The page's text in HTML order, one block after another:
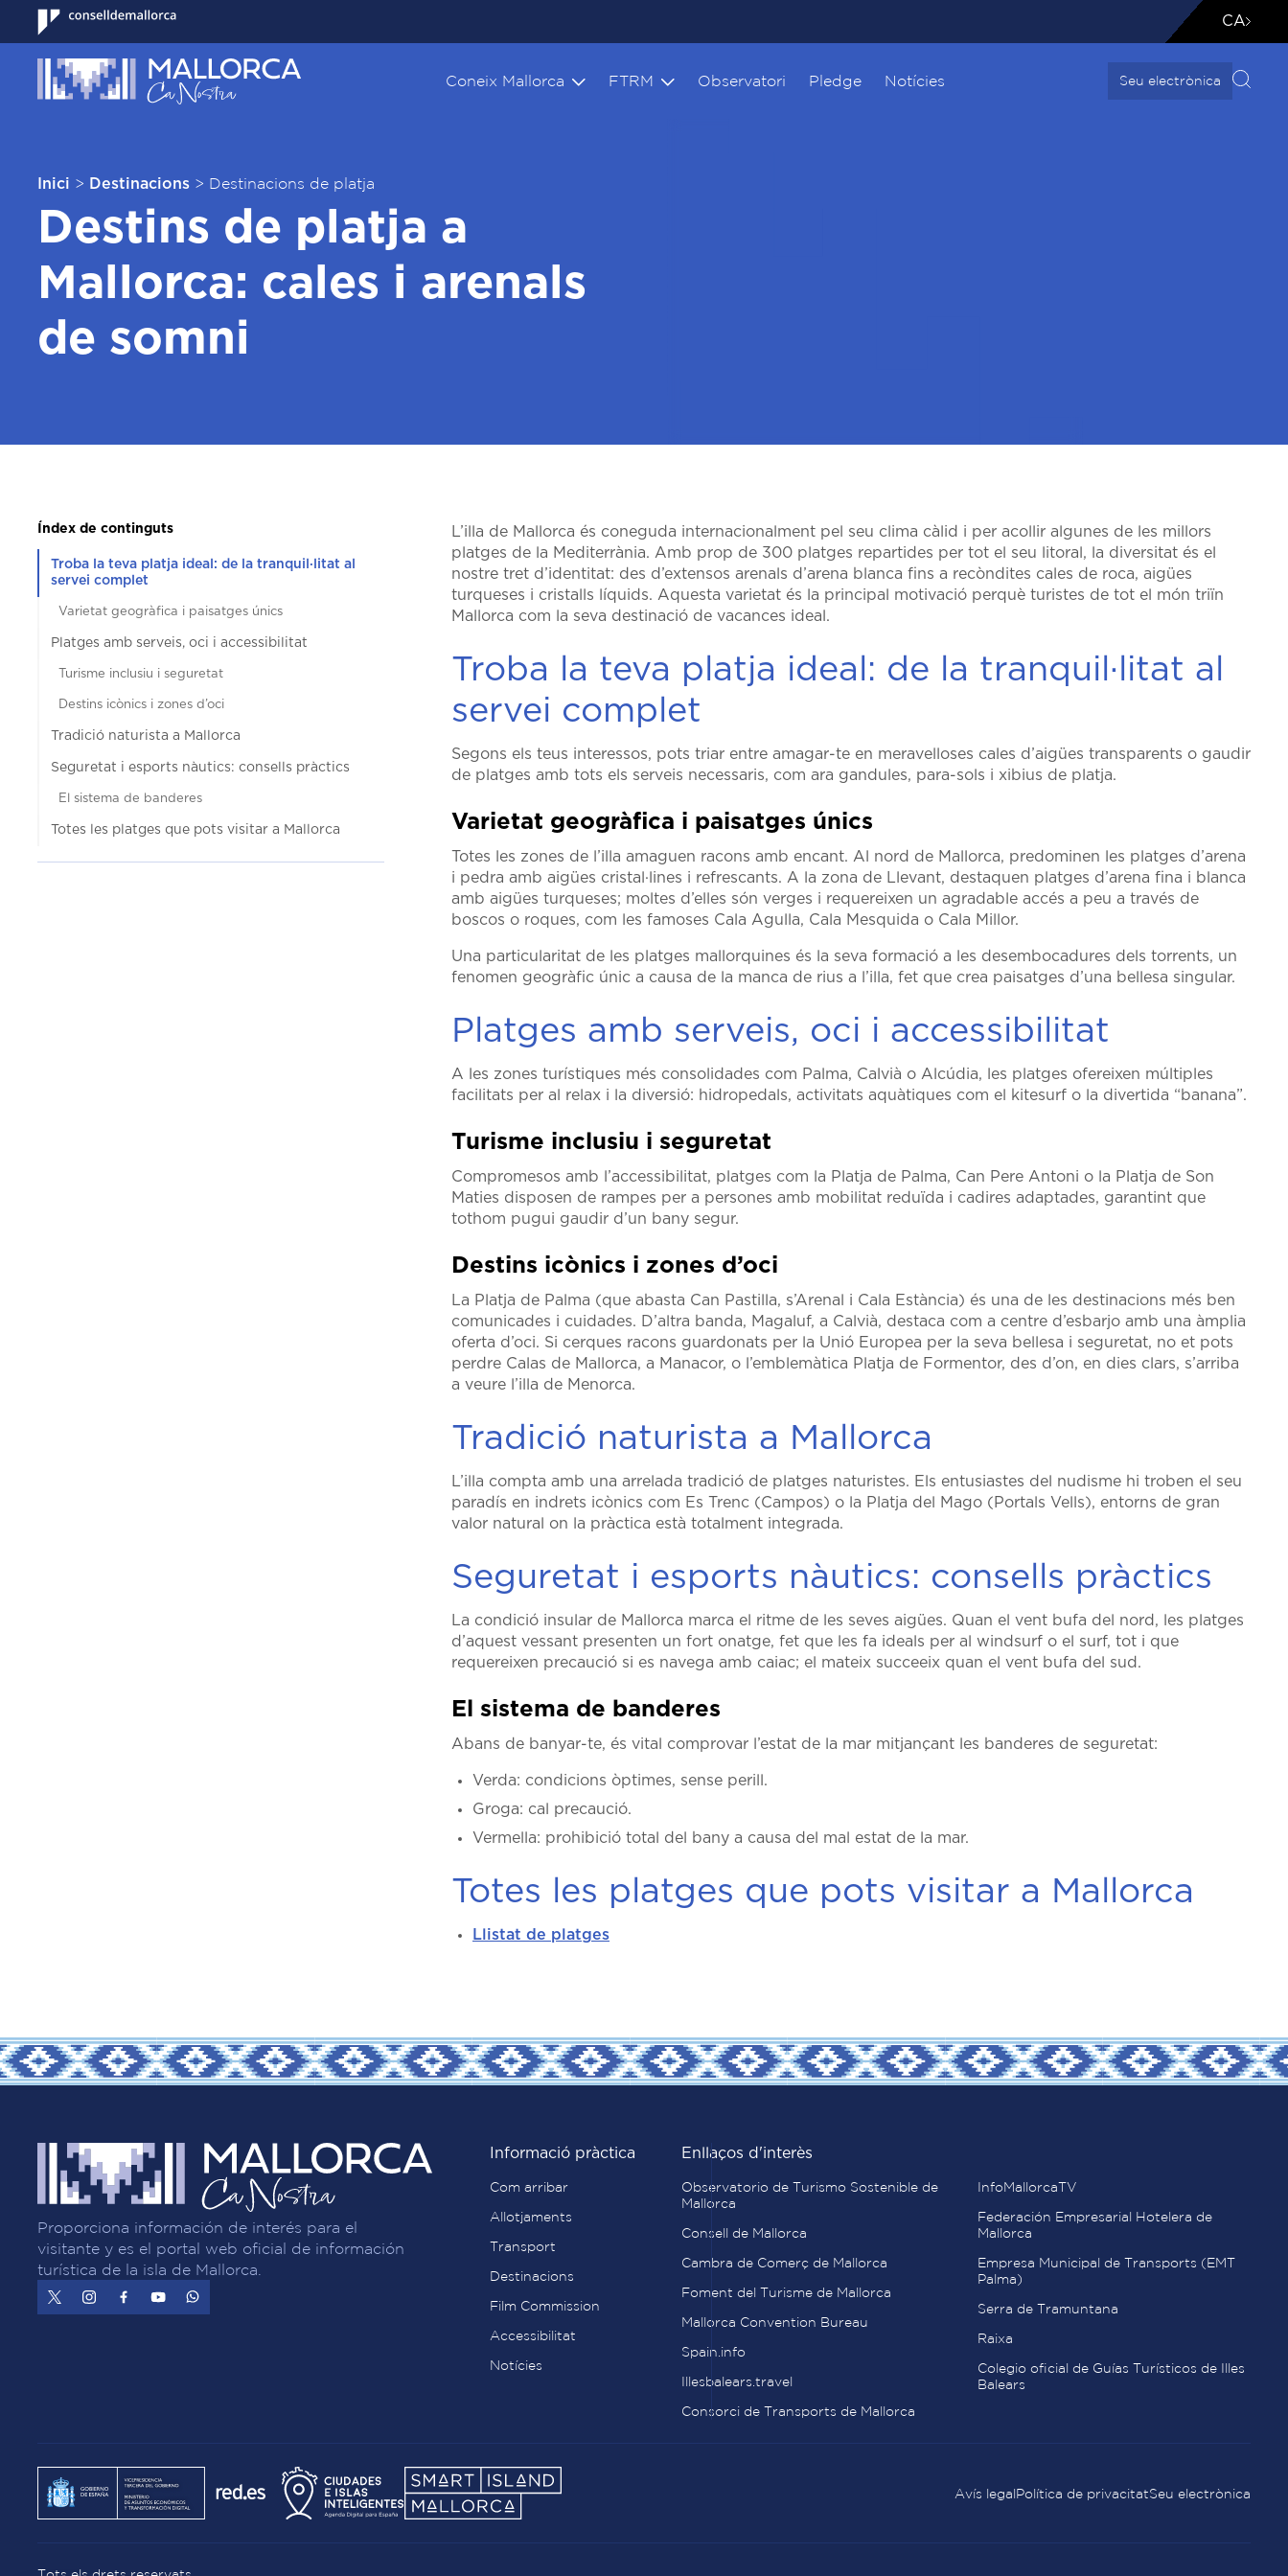
CA
Coneix Mallorca FTRM Observatori Pledge Notícies Seu electrònica
Inici > Destinacions > Destinacions de platja
Destins de platja a
Mallorca: cales i arenals
de somni
Índex de continguts
Troba la teva platja ideal: de la tranquil·litat al
servei complet
Varietat geogràfica i paisatges únics
Platges amb serveis, oci i accessibilitat
Turisme inclusiu i seguretat
Destins icònics i zones d’oci
Tradició naturista a Mallorca
Seguretat i esports nàutics: consells pràctics
El sistema de banderes
Totes les platges que pots visitar a Mallorca
L’illa de Mallorca és coneguda internacionalment pel seu clima càlid i per acollir algunes de les millors
platges de la Mediterrània. Amb prop de 300 platges repartides per tot el seu litoral, la diversitat és el
nostre tret d’identitat: des d’extensos arenals d’arena blanca fins a recòndites cales de roca, aigües
turqueses i cristalls líquids. Aquesta varietat és la principal motivació perquè turistes de tot el món triïn
Mallorca com la seva destinació de vacances ideal.
Troba la teva platja ideal: de la tranquil·litat al
servei complet
Segons els teus interessos, pots triar entre amagar-te en meravelloses cales d’aigües transparents o gaudir
de platges amb tots els serveis necessaris, com ara gandules, para-sols i xibius de platja.
Varietat geogràfica i paisatges únics
Totes les zones de l’illa amaguen racons amb encant. Al nord de Mallorca, predominen les platges d’arena
i pedra amb aigües cristal·lines i refrescants. A la zona de Llevant, destaquen platges d’arena fina i blanca
amb aigües turqueses; moltes d’elles són verges i requereixen un agradable accés a peu a través de
boscos o roques, com les famoses Cala Agulla, Cala Mesquida o Cala Millor.
Una particularitat de les platges mallorquines és la seva formació a les desembocadures dels torrents, un
fenomen geogràfic únic a causa de la manca de rius a l’illa, fet que crea paisatges d’una bellesa singular.
Platges amb serveis, oci i accessibilitat
A les zones turístiques més consolidades com Palma, Calvià o Alcúdia, les platges ofereixen múltiples
facilitats per al relax i la diversió: hidropedals, activitats aquàtiques com el kitesurf o la divertida “banana”.
Turisme inclusiu i seguretat
Compromesos amb l’accessibilitat, platges com la Platja de Palma, Can Pere Antoni o la Platja de Son
Maties disposen de rampes per a persones amb mobilitat reduïda i cadires adaptades, garantint que
tothom pugui gaudir d’un bany segur.
Destins icònics i zones d’oci
La Platja de Palma (que abasta Can Pastilla, s’Arenal i Cala Estància) és una de les destinacions més ben
comunicades i cuidades. D’altra banda, Magaluf, a Calvià, destaca com a centre d’esbarjo amb una àmplia
oferta d’oci. Si cerques racons guardonats per la Unió Europea per la seva bellesa i seguretat, no et pots
perdre Calas de Mallorca, a Manacor, o l’emblemàtica Platja de Formentor, des d’on, en dies clars, s’arriba
a veure l’illa de Menorca.
Tradició naturista a Mallorca
L’illa compta amb una arrelada tradició de platges naturistes. Els entusiastes del nudisme hi troben el seu
paradís en indrets icònics com Es Trenc (Campos) o la Platja del Mago (Portals Vells), entorns de gran
valor natural on la pràctica està totalment integrada.
Seguretat i esports nàutics: consells pràctics
La condició insular de Mallorca marca el ritme de les seves aigües. Quan el vent bufa del nord, les platges
d’aquest vessant presenten un fort onatge, fet que les fa ideals per al windsurf o el surf, tot i que
requereixen precaució si es navega amb caiac; el mateix succeeix quan el vent bufa del sud.
El sistema de banderes
Abans de banyar-te, és vital comprovar l’estat de la mar mitjançant les banderes de seguretat:
Verda: condicions òptimes, sense perill.
Groga: cal precaució.
Vermella: prohibició total del bany a causa del mal estat de la mar.
Totes les platges que pots visitar a Mallorca
Llistat de platges
Proporciona información de interés para el
visitante y es el portal web oficial de información
turística de la isla de Mallorca.
Informació pràctica
Com arribar
Allotjaments
Transport
Destinacions
Film Commission
Accessibilitat
Notícies
Enllaços d'interès
Observatorio de Turismo Sostenible de
Mallorca
Consell de Mallorca
Cambra de Comerç de Mallorca
Foment del Turisme de Mallorca
Mallorca Convention Bureau
Spain.info
Illesbalears.travel
Consorci de Transports de Mallorca
InfoMallorcaTV
Federación Empresarial Hotelera de
Mallorca
Empresa Municipal de Transports (EMT
Palma)
Serra de Tramuntana
Raixa
Colegio oficial de Guías Turísticos de Illes
Balears
Avís legalPolítica de privacitatSeu electrònica